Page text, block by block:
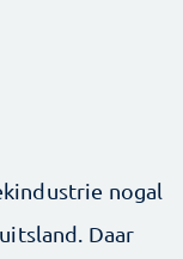
nogal
Daar